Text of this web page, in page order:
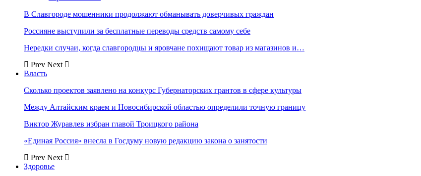
В Славгороде мошенники продолжают обманывать доверчивых граждан
Россияне выступили за бесплатные переводы средств самому себе
Нередки случаи, когда славгородцы и яровчане похищают товар из магазинов и…
Prev Next
Власть
Сколько проектов заявлено на конкурс Губернаторских грантов в сфере культуры
Между Алтайским краем и Новосибирской областью определили точную границу
Виктор Журавлев избран главой Троицкого района
«Единая Россия» внесла в Госдуму новую редакцию закона о занятости
Prev Next
Здоровье